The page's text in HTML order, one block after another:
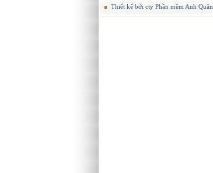
Thiết kế bởi cty Phần mềm Anh Quân